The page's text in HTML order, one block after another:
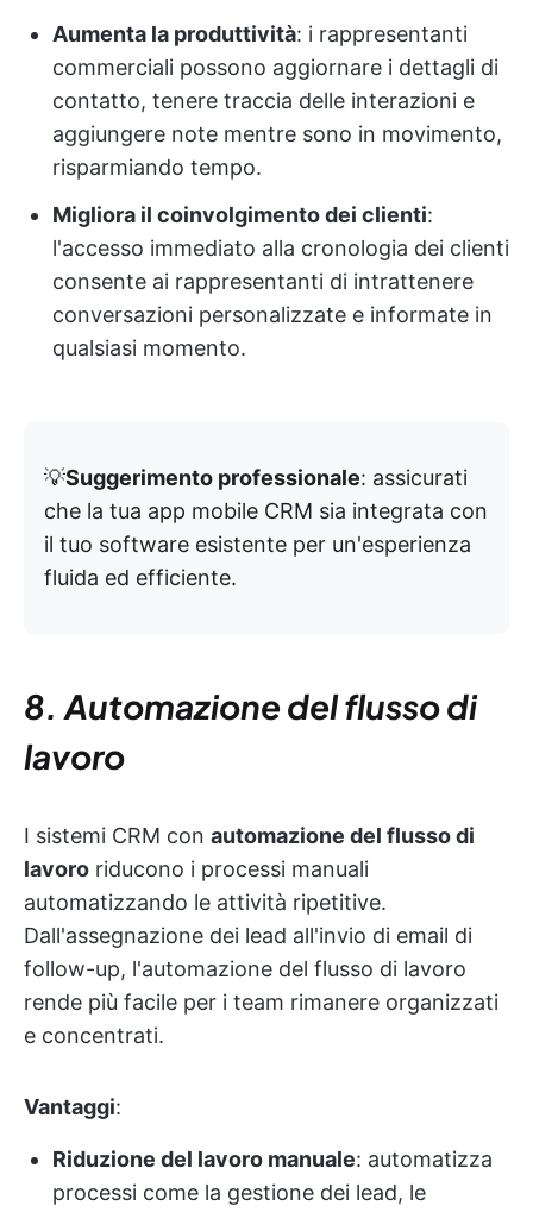
Aumenta la produttività: i rappresentanti
commerciali possono aggiornare i dettagli di
contatto, tenere traccia delle interazioni e
aggiungere note mentre sono in movimento,
risparmiando tempo.
Migliora il coinvolgimento dei clienti:
l'accesso immediato alla cronologia dei clienti
consente ai rappresentanti di intrattenere
conversazioni personalizzate e informate in
qualsiasi momento.
💡Suggerimento professionale: assicurati
che la tua app mobile CRM sia integrata con
il tuo software esistente per un'esperienza
fluida ed efficiente.
8. Automazione del flusso di
lavoro
I sistemi CRM con automazione del flusso di
lavoro riducono i processi manuali
automatizzando le attività ripetitive.
Dall'assegnazione dei lead all'invio di email di
follow-up, l'automazione del flusso di lavoro
rende più facile per i team rimanere organizzati
e concentrati.
Vantaggi:
Riduzione del lavoro manuale: automatizza
processi come la gestione dei lead, le